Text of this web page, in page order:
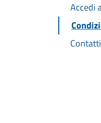
Accedi
Contatti